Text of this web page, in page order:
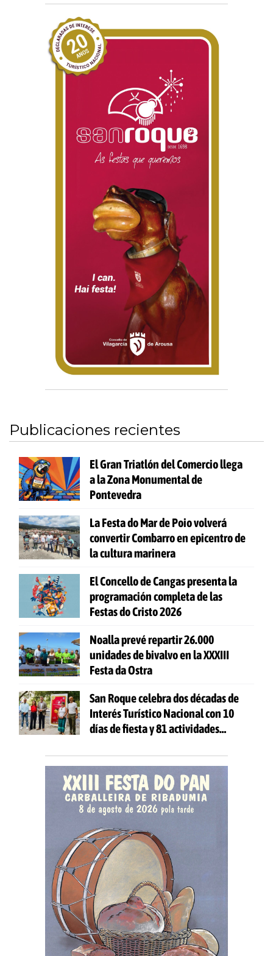
Publicaciones recientes
El Gran Triatlón del Comercio llega
a la Zona Monumental de
Pontevedra
La Festa do Mar de Poio volverá
convertir Combarro en epicentro de
la cultura marinera
El Concello de Cangas presenta la
programación completa de las
Festas do Cristo 2026
Noalla prevé repartir 26.000
unidades de bivalvo en la XXXIII
Festa da Ostra
San Roque celebra dos décadas de
Interés Turístico Nacional con 10
días de fiesta y 81 actividades